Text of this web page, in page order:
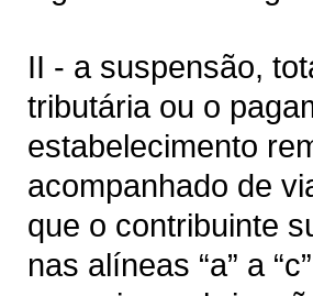
II - a suspensão,
tributária ou o
estabelecimento
acompanhado de
que o contribuinte
nas alíneas “a” a